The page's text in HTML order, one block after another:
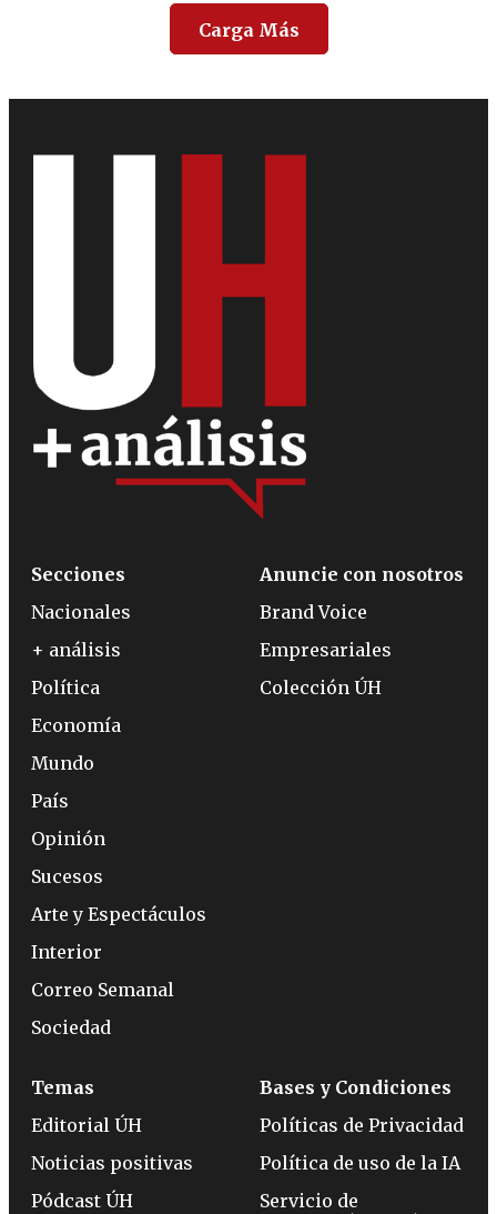
Carga Más
Secciones
Nacionales
+ análisis
Política
Economía
Mundo
País
Opinión
Sucesos
Arte y Espectáculos
Interior
Correo Semanal
Sociedad
Anuncie con nosotros
Brand Voice
Empresariales
Colección ÚH
Temas
Editorial ÚH
Noticias positivas
Pódcast ÚH
Bases y Condiciones
Políticas de Privacidad
Política de uso de la IA
Servicio de